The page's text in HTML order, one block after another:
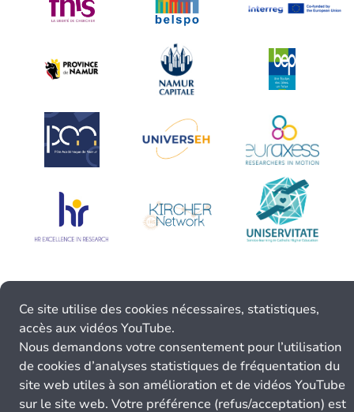
Ce site utilise des cookies nécessaires, statistiques,
accès aux vidéos YouTube.
Nous demandons votre consentement pour l’utilisation
de cookies d’analyses statistiques de fréquentation du
site web utiles à son amélioration et de vidéos YouTube
sur le site web. Votre préférence (refus/acceptation) est